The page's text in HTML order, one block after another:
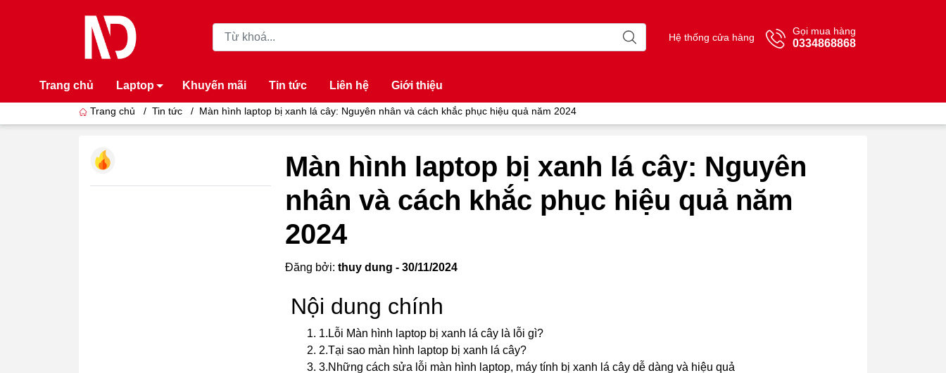
Hệ thống cửa hàng
Gọi mua hàng
0334868868
Trang chủ Laptop Khuyến mãi Tin tức Liên hệ Giới thiệu
Trang chủ / Tin tức / Màn hình laptop bị xanh lá cây: Nguyên nhân và cách khắc phục hiệu quả năm 2024
Màn hình laptop bị xanh lá cây: Nguyên
nhân và cách khắc phục hiệu quả năm
2024
Đăng bởi: thuy dung - 30/11/2024
Nội dung chính
1.Lỗi Màn hình laptop bị xanh lá cây là lỗi gì?
2.Tại sao màn hình laptop bị xanh lá cây?
3.Những cách sửa lỗi màn hình laptop, máy tính bị xanh lá cây dễ dàng và hiệu quả